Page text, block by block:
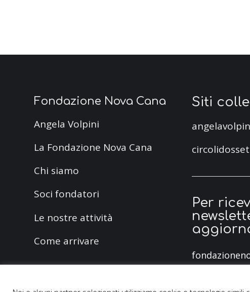
Fondazione Nova Cana
Angela Volpini
La Fondazione Nova Cana
Chi siamo
Soci fondatori
Le nostre attività
Come arrivare
Siti
Per